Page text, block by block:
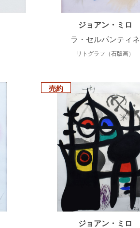
ジョアン・ミロ
ラ・セルパンティネ
リトグラフ（石版画）
売約
ジョアン・ミロ